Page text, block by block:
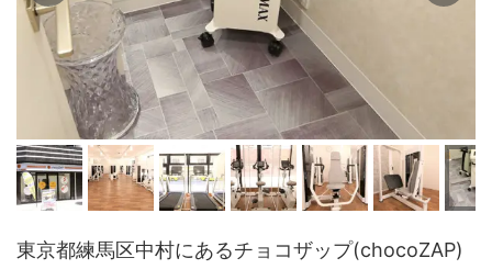
東京都練馬区中村にあるチョコザップ(chocoZAP)